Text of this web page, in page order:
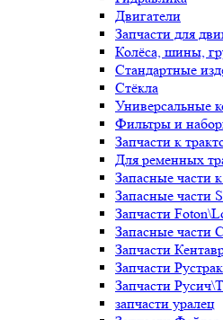
Двигатели
Запчасти для
Колёса, шины,
Стандартные
Стёкла
Универсальные
Фильтры и
Запчасти к
Для ременных
Запасные части
Запасные части
Запчасти
Запасные части
Запчасти
Запчасти Рустрак
Запчасти
запчасти уралец